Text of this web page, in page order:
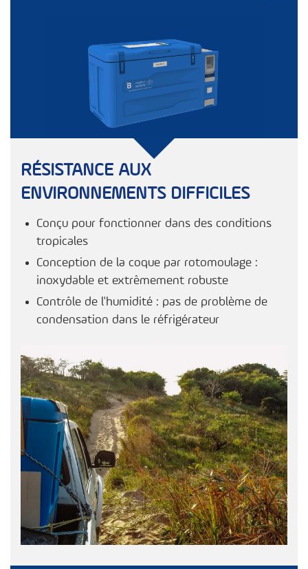
RÉSISTANCE AUX
ENVIRONNEMENTS DIFFICILES
Conçu pour fonctionner dans des conditions
tropicales
Conception de la coque par rotomoulage :
inoxydable et extrêmement robuste
Contrôle de l'humidité : pas de problème de
condensation dans le réfrigérateur